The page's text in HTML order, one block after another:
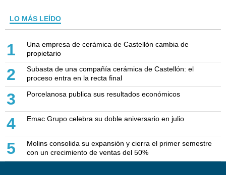
LO MÁS LEÍDO
1
Una empresa de cerámica de Castellón cambia de
propietario
2
Subasta de una compañía cerámica de Castellón: el
proceso entra en la recta final
3 Porcelanosa publica sus resultados económicos
4 Emac Grupo celebra su doble aniversario en julio
5
Molins consolida su expansión y cierra el primer semestre
con un crecimiento de ventas del 50%